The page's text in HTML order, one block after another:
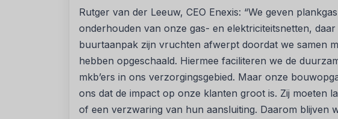
Rutger van der Leeuw, CEO Enexis: “We geven
onderhouden van onze gas- en elektriciteitsnetten,
buurtaanpak zijn vruchten afwerpt doordat we samen
hebben opgeschaald. Hiermee faciliteren we de
mkb’ers in ons verzorgingsgebied. Maar onze
ons dat de impact op onze klanten groot is. Zij moeten
of een verzwaring van hun aansluiting. Daarom blijven